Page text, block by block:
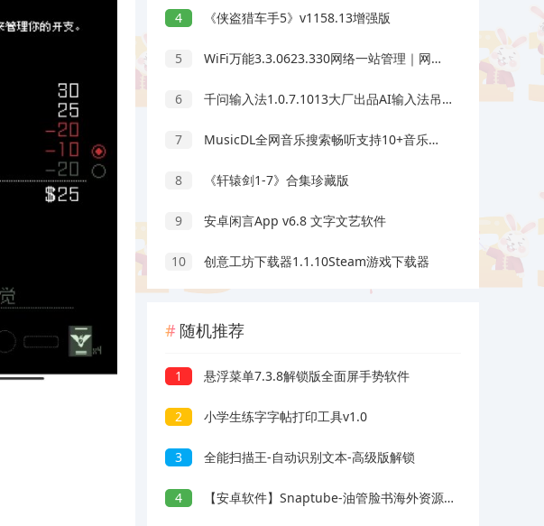
4 《侠盗猎车手5》v1158.13增强版
5 WiFi万能3.3.0623.330网络一站管理｜网络管理天花板｜绿化版
6 千问输入法1.0.7.1013大厂出品AI输入法吊打豆包输入法
7 MusicDL全网音乐搜索畅听支持10+音乐平台
8 《轩辕剑1-7》合集珍藏版
9 安卓闲言App v6.8 文字文艺软件
10 创意工坊下载器1.1.10Steam游戏下载器
随机推荐
1 悬浮菜单7.3.8解锁版全面屏手势软件
2 小学生练字字帖打印工具v1.0
3 全能扫描王-自动识别文本-高级版解锁
4 【安卓软件】Snaptube-油管脸书海外资源下载工具（解锁会员）